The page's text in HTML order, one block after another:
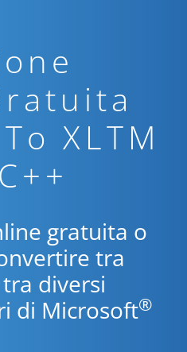
XLTM
gratuita o
tra
tra diversi
di Microsoft®